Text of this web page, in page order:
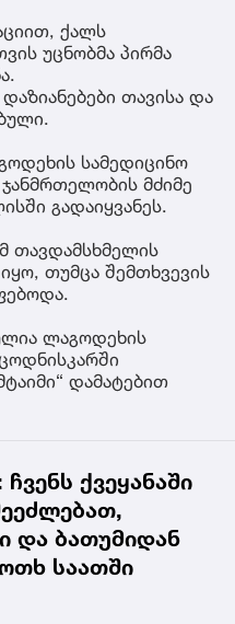
ქალს
უცნობმა პირმა
თავისა და
სამედიცინო
მძიმე
გადაიყვანეს.
თავდამსხმელის
თუმცა შემთხვევის
ლაგოდეხის
დამატებით
ქვეყანაში
და ბათუმიდან
საათში